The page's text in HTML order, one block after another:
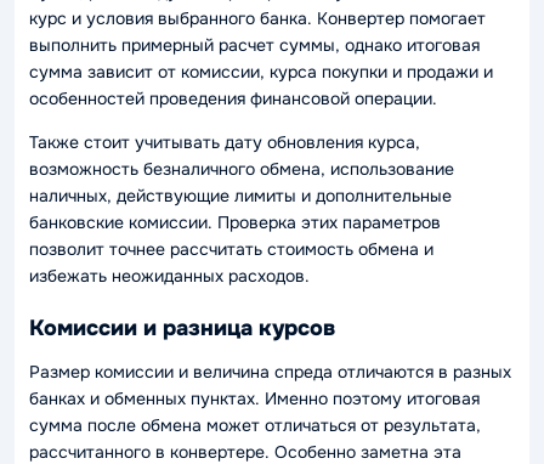
курс и условия выбранного банка. Конвертер помогает
выполнить примерный расчет суммы, однако итоговая
сумма зависит от комиссии, курса покупки и продажи и
особенностей проведения финансовой операции.
Также стоит учитывать дату обновления курса,
возможность безналичного обмена, использование
наличных, действующие лимиты и дополнительные
банковские комиссии. Проверка этих параметров
позволит точнее рассчитать стоимость обмена и
избежать неожиданных расходов.
Комиссии и разница курсов
Размер комиссии и величина спреда отличаются в разных
банках и обменных пунктах. Именно поэтому итоговая
сумма после обмена может отличаться от результата,
рассчитанного в конвертере. Особенно заметна эта